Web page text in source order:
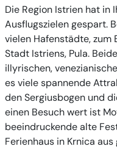
Die Region Istrien hat in
Ausflugszielen gespart.
vielen Hafenstädte, zum
Stadt Istriens, Pula.
illyrischen,
es viele spannende
den Sergiusbogen und
einen Besuch wert ist
beeindruckende alte
Ferienhaus in Krnica